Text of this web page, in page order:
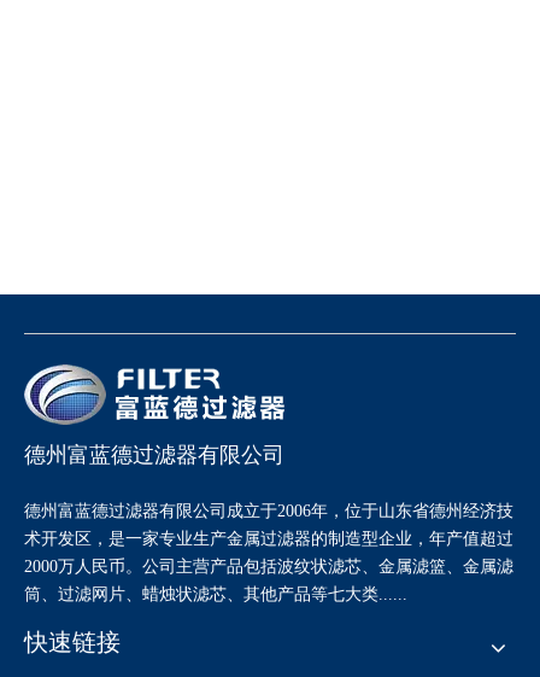
德州富蓝德过滤器有限公司
德州富蓝德过滤器有限公司成立于2006年，位于山东省德州经济技
术开发区，是一家专业生产金属过滤器的制造型企业，年产值超过
2000万人民币。公司主营产品包括波纹状滤芯、金属滤篮、金属滤
筒、过滤网片、蜡烛状滤芯、其他产品等七大类......
快速链接